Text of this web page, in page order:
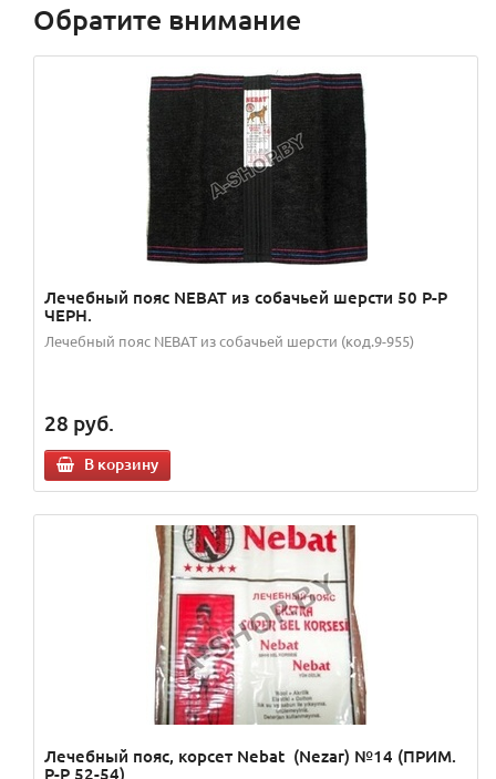
Обратите внимание
Лечебный пояс NEBAT из собачьей шерсти 50 Р-Р
ЧЕРН.
Лечебный пояс NEBAT из собачьей шерсти (код.9-955)
28 руб.
В корзину
Лечебный пояс, корсет Nebat (Nezar) №14 (ПРИМ.
Р-Р 52-54)